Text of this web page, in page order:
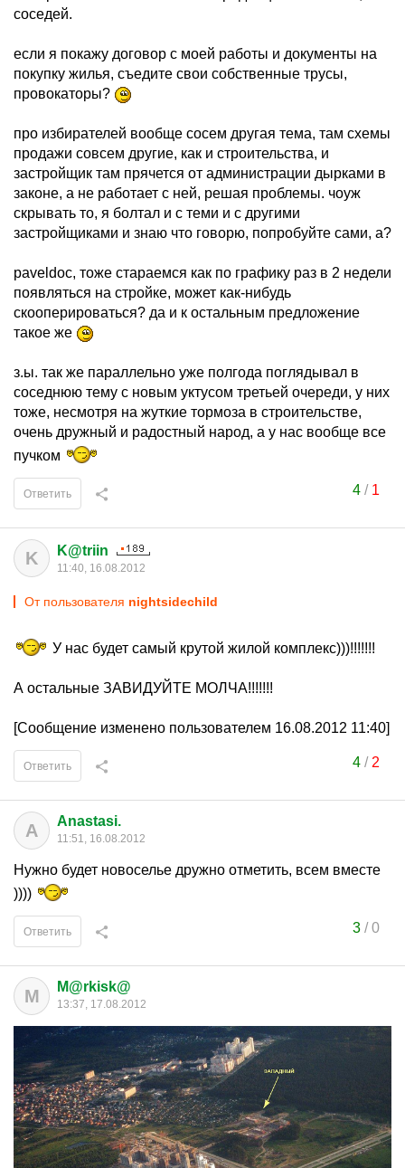
соседей.
если я покажу договор с моей работы и документы на
покупку жилья, съедите свои собственные трусы,
провокаторы?
про избирателей вообще сосем другая тема, там схемы
продажи совсем другие, как и строительства, и
застройщик там прячется от администрации дырками в
законе, а не работает с ней, решая проблемы. чоуж
скрывать то, я болтал и с теми и с другими
застройщиками и знаю что говорю, попробуйте сами, а?
paveldoc, тоже стараемся как по графику раз в 2 недели
появляться на стройке, может как-нибудь
скооперироваться? да и к остальным предложение
такое же
з.ы. так же параллельно уже полгода поглядывал в
соседнюю тему с новым уктусом третьей очереди, у них
тоже, несмотря на жуткие тормоза в строительстве,
очень дружный и радостный народ, а у нас вообще все
пучком
4/ 1
Ответить
K K@triin
11:40, 16.08.2012
От пользователя nightsidechild
У нас будет самый крутой жилой комплекс)))!!!!!!!
А остальные ЗАВИДУЙТЕ МОЛЧА!!!!!!!
[Сообщение изменено пользователем 16.08.2012 11:40]
4/ 2
Ответить
A Anastasi.
11:51, 16.08.2012
Нужно будет новоселье дружно отметить, всем вместе
))))
3/0
Ответить
M M@rkisk@
13:37, 17.08.2012